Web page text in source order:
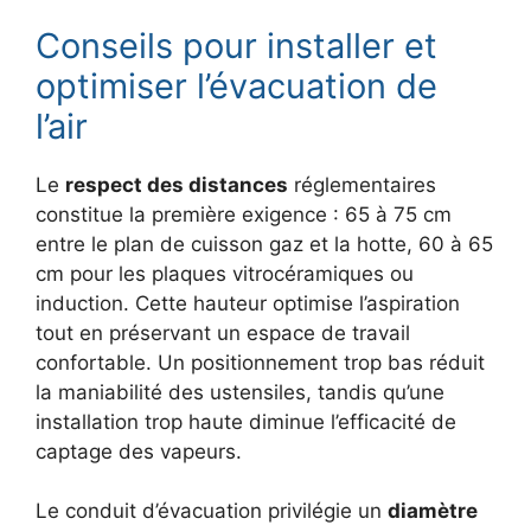
Conseils pour installer et
optimiser l’évacuation de
l’air
Le respect des distances réglementaires
constitue la première exigence : 65 à 75 cm
entre le plan de cuisson gaz et la hotte, 60 à 65
cm pour les plaques vitrocéramiques ou
induction. Cette hauteur optimise l’aspiration
tout en préservant un espace de travail
confortable. Un positionnement trop bas réduit
la maniabilité des ustensiles, tandis qu’une
installation trop haute diminue l’efficacité de
captage des vapeurs.
Le conduit d’évacuation privilégie un diamètre